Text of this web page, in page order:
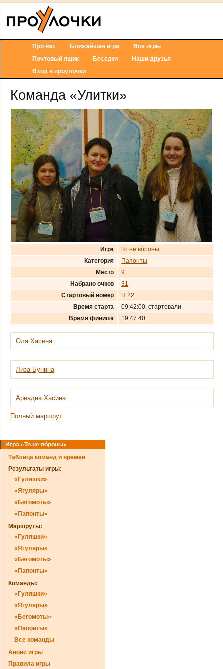
Про нас Ближайшая игра
Все игры
Почтовый ящик
Беседки
Наши друзья
Вход в проулочки
Команда «Улитки»
Игра
То не вóроны
Категория
Папонты
Место
9
Набрано очков
31
Стартовый номер
П 22
Время старта
09:42:00, стартовали
Время финиша
19:47:40
Оля Хасина
Лиза Бунина
Ариадна Хасина
Полный маршрут
Игра «То не вóроны»
Таблица команд и времён
Результаты игры:
«Гуляшки»
«Ягуляры»
«Бегомоты»
«Папонты»
Маршруты:
«Гуляшки»
«Ягуляры»
«Бегомоты»
«Папонты»
Команды:
«Гуляшки»
«Ягуляры»
«Бегомоты»
«Папонты»
Все команды
Анонс игры
Правила игры